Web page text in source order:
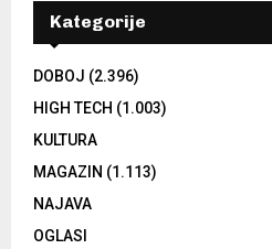
Kategorije
DOBOJ (2.396)
HIGH TECH (1.003)
KULTURA
MAGAZIN (1.113)
NAJAVA
OGLASI